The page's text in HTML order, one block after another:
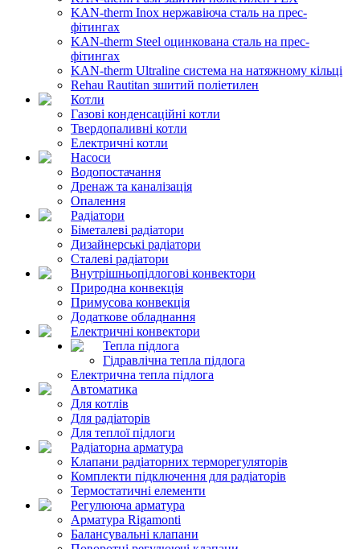
KAN-therm Inox нержавіюча сталь на прес-
фітингах
KAN-therm Steel оцинкована сталь на прес-
фітингах
KAN-therm Ultraline система на натяжному кільці
Rehau Rautitan зшитий поліетилен
Котли
Газові конденсаційні котли
Твердопаливні котли
Електричні котли
Насоси
Водопостачання
Дренаж та каналізація
Опалення
Радіатори
Біметалеві радіатори
Дизайнерські радіатори
Сталеві радіатори
Внутрішньопідлогові конвектори
Природна конвекція
Примусова конвекція
Додаткове обладнання
Електричні конвектори
Тепла підлога
Гідравлічна тепла підлога
Електрична тепла підлога
Автоматика
Для котлів
Для радіаторів
Для теплої підлоги
Радіаторна арматура
Клапани радіаторних терморегуляторів
Комплекти підключення для радіаторів
Термостатичні елементи
Регулююча арматура
Арматура Rigamonti
Балансувальні клапани